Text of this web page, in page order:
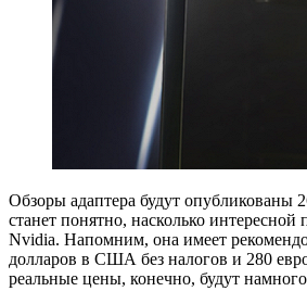
Обзоры адаптера будут опубликованы
станет понятно, насколько интересной
Nvidia. Напомним, она имеет
долларов в США без налогов и 280
реальные цены, конечно, будут